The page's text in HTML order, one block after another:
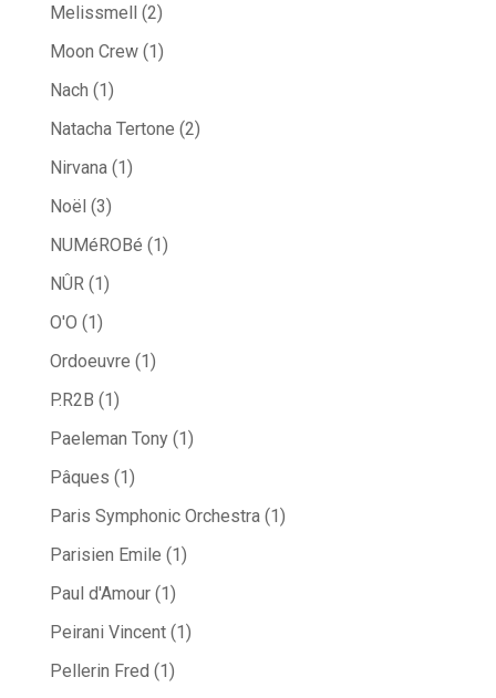
Melissmell
(2)
Moon Crew(1)
Nach (1)
Natacha Tertone (2)
Nirvana(1)
Noël (3)
NUMéROBé (1)
NÛR(1)
O'O (1)
Ordoeuvre (1)
P.R2B (1)
Paeleman Tony(1)
Pâques (1)
Paris Symphonic Orchestra(1)
Parisien Emile (1)
Paul d'Amour(1)
Peirani Vincent(1)
Pellerin Fred (1)